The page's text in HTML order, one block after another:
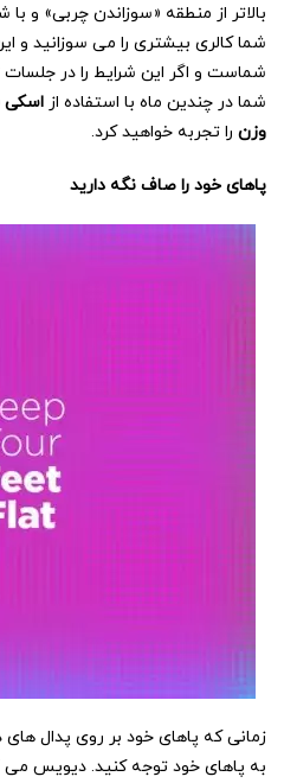
بالاتر از منطقه «سوزاندن چربی» و
شما کالری بیشتری را می سوزانید و
شماست و اگر این شرایط را در جلسات
شما در چندین ماه با استفاده از اسکی
وزن را تجربه خواهید کرد.
پاهای خود را صاف نگه دارید
زمانی که پاهای خود بر روی پدال های
به پاهای خود توجه کنید. دیویس می